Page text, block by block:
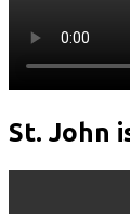
St. John